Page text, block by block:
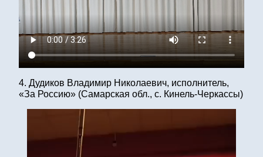
4. Дудиков Владимир Николаевич, исполнитель,
«За Россию» (Самарская обл., с. Кинель-Черкассы)